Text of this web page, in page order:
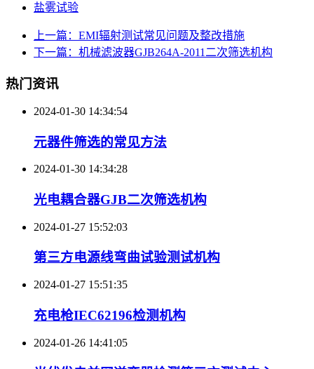
盐雾试验
上一篇：EMI辐射测试常见问题及整改措施
下一篇：机械滤波器GJB264A-2011二次筛选机构
热门资讯
2024-01-30 14:34:54
元器件筛选的常见方法
2024-01-30 14:34:28
光电耦合器GJB二次筛选机构
2024-01-27 15:52:03
第三方电源线弯曲试验测试机构
2024-01-27 15:51:35
充电枪IEC62196检测机构
2024-01-26 14:41:05